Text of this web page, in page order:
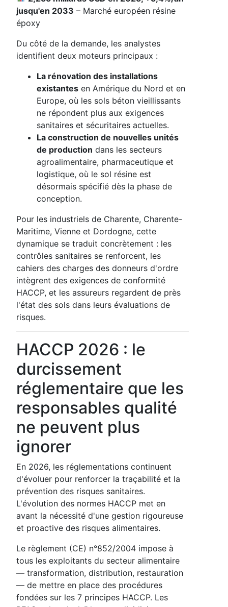
jusqu'en 2033 – Marché européen résine
époxy
Du côté de la demande, les analystes
identifient deux moteurs principaux :
La rénovation des installations
existantes en Amérique du Nord et en
Europe, où les sols béton vieillissants
ne répondent plus aux exigences
sanitaires et sécuritaires actuelles.
La construction de nouvelles unités
de production dans les secteurs
agroalimentaire, pharmaceutique et
logistique, où le sol résine est
désormais spécifié dès la phase de
conception.
Pour les industriels de Charente, Charente-
Maritime, Vienne et Dordogne, cette
dynamique se traduit concrètement : les
contrôles sanitaires se renforcent, les
cahiers des charges des donneurs d'ordre
intègrent des exigences de conformité
HACCP, et les assureurs regardent de près
l'état des sols dans leurs évaluations de
risques.
HACCP 2026 : le
durcissement
réglementaire que les
responsables qualité
ne peuvent plus
ignorer
En 2026, les réglementations continuent
d'évoluer pour renforcer la traçabilité et la
prévention des risques sanitaires.
L'évolution des normes HACCP met en
avant la nécessité d'une gestion rigoureuse
et proactive des risques alimentaires.
Le règlement (CE) n°852/2004 impose à
tous les exploitants du secteur alimentaire
— transformation, distribution, restauration
— de mettre en place des procédures
fondées sur les 7 principes HACCP. Les